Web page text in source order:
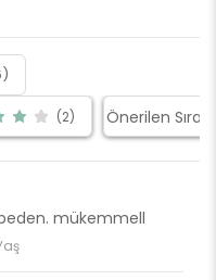
(2)
mükemmell